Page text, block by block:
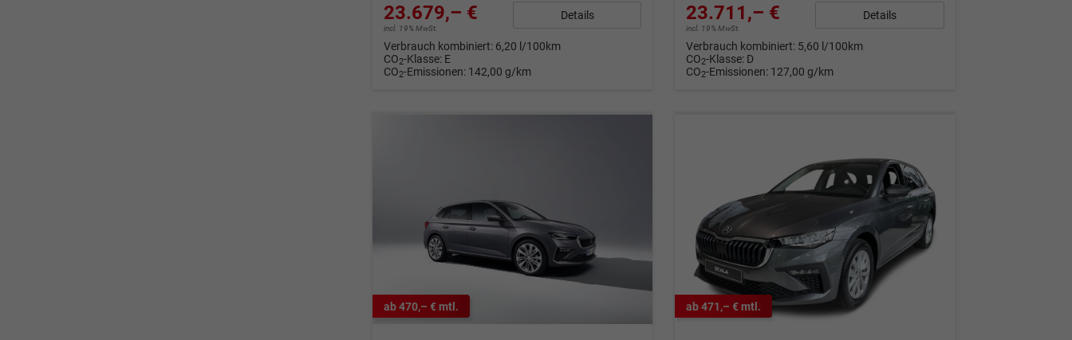
23.679,– €
incl. 19% MwSt.
Details
Verbrauch kombiniert: 6,20 l/100km
CO2-Klasse: E
CO2-Emissionen: 142,00 g/km
23.711,– €
incl. 19% MwSt.
Details
Verbrauch kombiniert: 5,60 l/100km
CO2-Klasse: D
CO2-Emissionen: 127,00 g/km
ab 470,– € mtl. ab 471,– € mtl.